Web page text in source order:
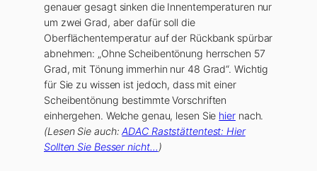
genauer gesagt sinken die Innentemperaturen nur
um zwei Grad, aber dafür soll die
Oberflächentemperatur auf der Rückbank spürbar
abnehmen: „Ohne Scheibentönung herrschen 57
Grad, mit Tönung immerhin nur 48 Grad“. Wichtig
für Sie zu wissen ist jedoch, dass mit einer
Scheibentönung bestimmte Vorschriften
einhergehen. Welche genau, lesen Sie hiernach.
(Lesen Sie auch:ADAC Raststättentest: Hier
Sollten Sie Besser nicht…)